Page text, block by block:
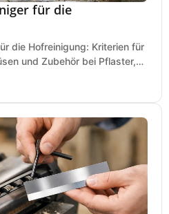
für die
die Hofreinigung: Kriterien für
und Zubehör bei Pflaster,